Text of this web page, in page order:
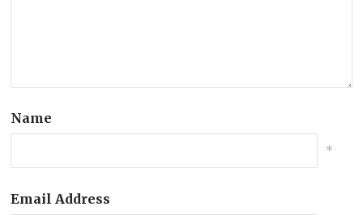
Name
*
Email Address